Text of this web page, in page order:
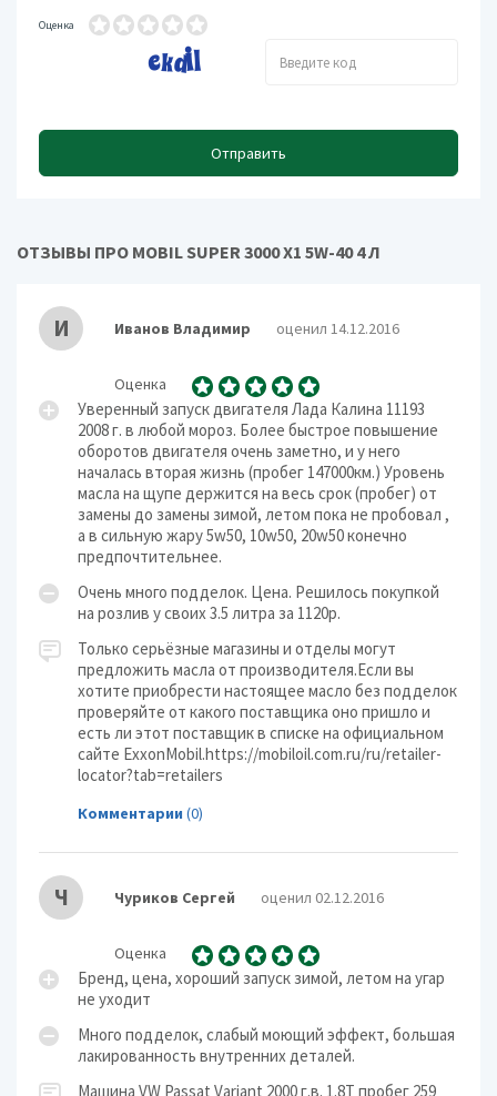
Оценка
Отправить
ОТЗЫВЫ ПРО MOBIL SUPER 3000 X1 5W-40 4 Л
И Иванов Владимир оценил 14.12.2016
Оценка
Уверенный запуск двигателя Лада Калина 11193
2008 г. в любой мороз. Более быстрое повышение
оборотов двигателя очень заметно, и у него
началась вторая жизнь (пробег 147000км.) Уровень
масла на щупе держится на весь срок (пробег) от
замены до замены зимой, летом пока не пробовал ,
а в сильную жару 5w50, 10w50, 20w50 конечно
предпочтительнее.
Очень много подделок. Цена. Решилось покупкой
на розлив у своих 3.5 литра за 1120р.
Только серьёзные магазины и отделы могут
предложить масла от производителя.Если вы
хотите приобрести настоящее масло без подделок
проверяйте от какого поставщика оно пришло и
есть ли этот поставщик в списке на официальном
сайте ExxonMobil.https://mobiloil.com.ru/ru/retailer-
locator?tab=retailers
Комментарии (0)
Ч Чуриков Сергей оценил 02.12.2016
Оценка
Бренд, цена, хороший запуск зимой, летом на угар
не уходит
Много подделок, слабый моющий эффект, большая
лакированность внутренних деталей.
Машина VW Passat Variant 2000 г.в. 1.8Т пробег 259